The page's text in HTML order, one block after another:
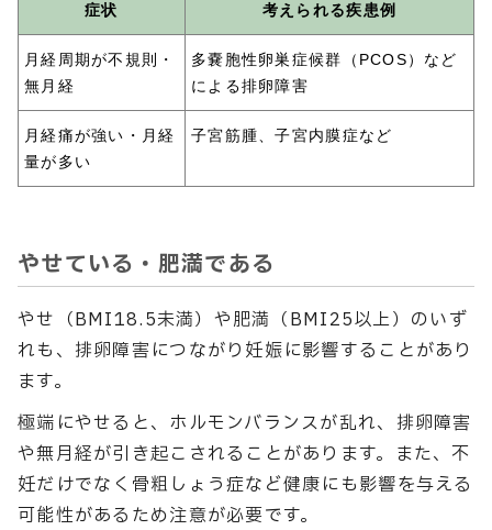
症状 考えられる疾患例
月経周期が不規則・
無月経
多嚢胞性卵巣症候群（PCOS）など
による排卵障害
月経痛が強い・月経
量が多い
子宮筋腫、子宮内膜症など
やせている・肥満である
やせ（BMI18.5未満）や肥満（BMI25以上）のいず
れも、排卵障害につながり妊娠に影響することがあり
ます。
極端にやせると、ホルモンバランスが乱れ、排卵障害
や無月経が引き起こされることがあります。また、不
妊だけでなく骨粗しょう症など健康にも影響を与える
可能性があるため注意が必要です。